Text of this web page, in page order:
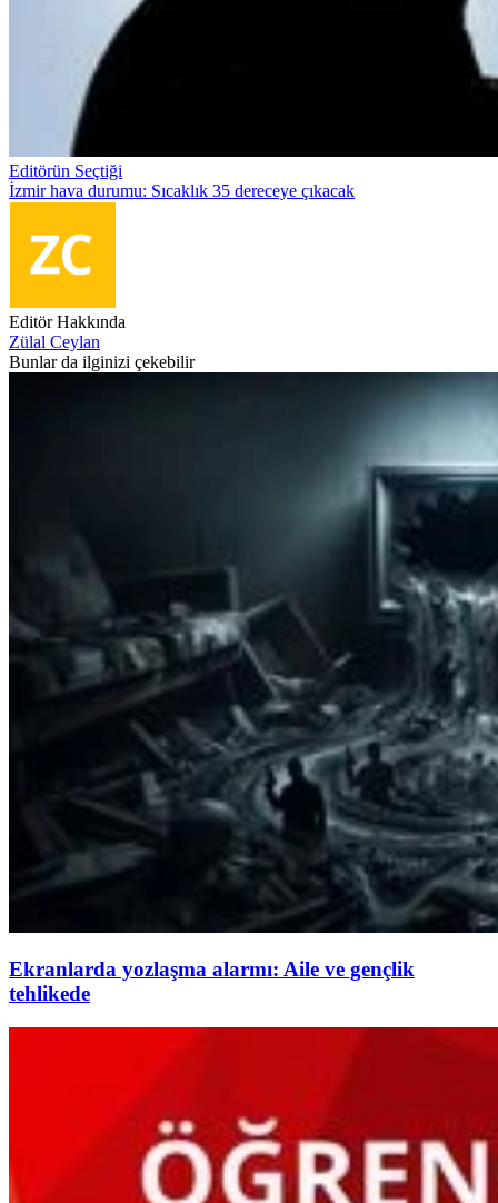
Editörün Seçtiği
İzmir hava durumu: Sıcaklık 35 dereceye çıkacak
Editör Hakkında
Zülal Ceylan
Bunlar da ilginizi çekebilir
Ekranlarda yozlaşma alarmı: Aile ve gençlik
tehlikede